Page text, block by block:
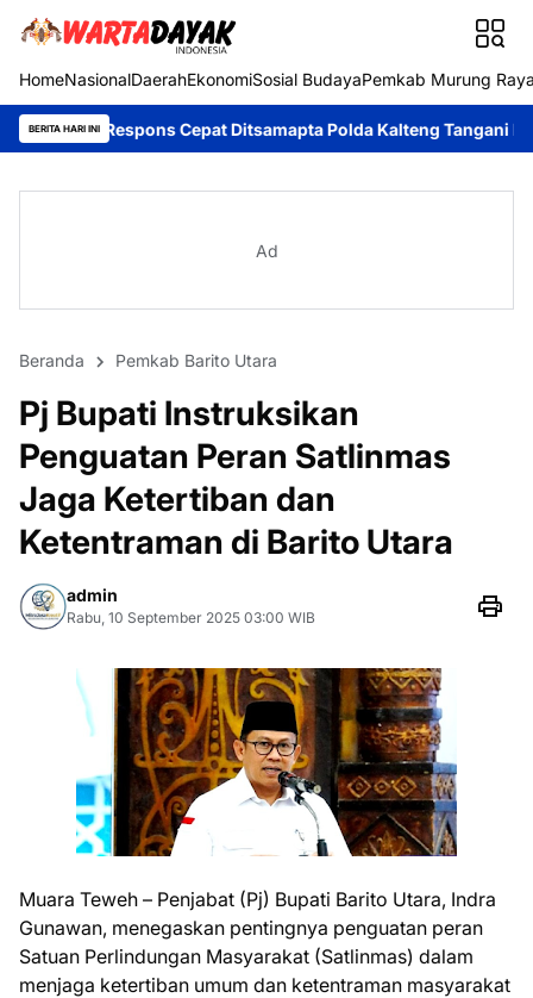
HomeNasionalDaerahEkonomiSosial BudayaPemkab Murung
BERITA HARI INI
Cepat Ditsamapta Polda Kalteng Tangani Karhutla di
Ad
Beranda Pemkab Barito Utara
Pj Bupati Instruksikan
Penguatan Peran Satlinmas
Jaga Ketertiban dan
Ketentraman di Barito Utara
admin
Rabu, 10 September 2025 03:00 WIB
Muara Teweh – Penjabat (Pj) Bupati Barito Utara, Indra
Gunawan, menegaskan pentingnya penguatan peran
Satuan Perlindungan Masyarakat (Satlinmas) dalam
menjaga ketertiban umum dan ketentraman masyarakat